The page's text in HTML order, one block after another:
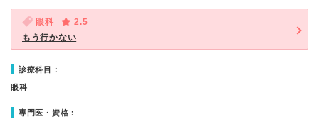
眼科
2.5
もう行かない
診療科目：
眼科
専門医・資格：